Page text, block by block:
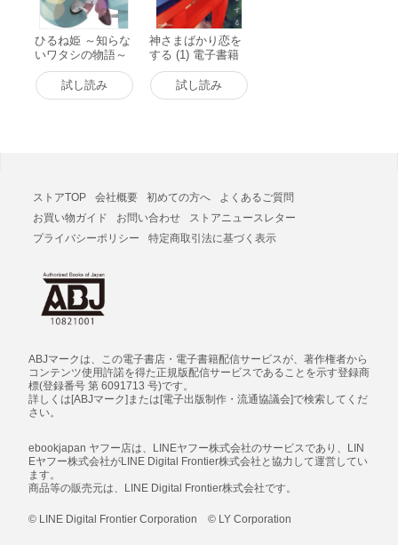
ひるね姫 ～知らな
いワタシの物語～
(1) 電子書籍版
試し読み
神さまばかり恋を
する (1) 電子書籍
試し読み
ストアTOP 会社概要 初めての方へ
よくあるご質問
お買い物ガイド
お問い合わせ
ストアニュースレター
プライバシーポリシー
特定商取引法に基づく表示
ABJマークは、この電子書店・電子書籍配信サービスが、著作権者から
コンテンツ使用許諾を得た正規版配信サービスであることを示す登録商
標(登録番号 第 6091713 号)です。
詳しくは[ABJマーク]または[電子出版制作・流通協議会]で検索してくだ
さい。
ebookjapan ヤフー店は、LINEヤフー株式会社のサービスであり、LIN
Eヤフー株式会社がLINE Digital Frontier株式会社と協力して運営してい
ます。
商品等の販売元は、LINE Digital Frontier株式会社です。
© LINE Digital Frontier Corporation © LY Corporation